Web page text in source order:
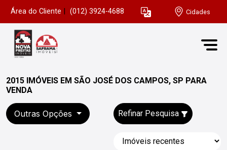
Área do Cliente (012) 3924-4688 Cidades
2015 IMÓVEIS EM SÃO JOSÉ DOS CAMPOS, SP PARA
VENDA
Outras Opções Refinar Pesquisa